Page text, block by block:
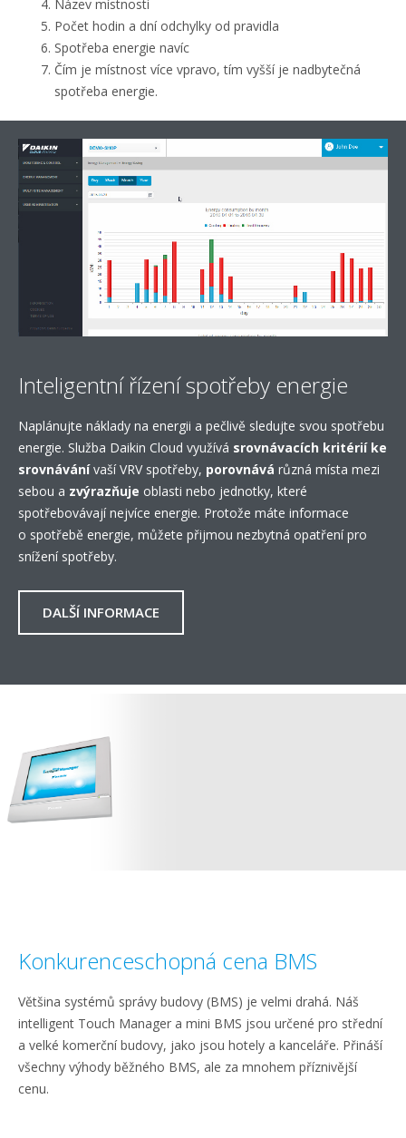
Název místnosti
Počet hodin a dní odchylky od pravidla
Spotřeba energie navíc
Čím je místnost více vpravo, tím vyšší je nadbytečná
spotřeba energie.
Inteligentní řízení spotřeby energie
Naplánujte náklady na energii a pečlivě sledujte svou spotřebu
energie. Služba Daikin Cloud využívá srovnávacích kritérií ke
srovnávánívaší VRV spotřeby, porovnává různá místa mezi
sebou a zvýrazňuje oblasti nebo jednotky, které
spotřebovávají nejvíce energie. Protože máte informace
o spotřebě energie, můžete přijmou nezbytná opatření pro
snížení spotřeby.
DALŠÍ INFORMACE
Konkurenceschopná cena BMS
Většina systémů správy budovy (BMS) je velmi drahá. Náš
intelligent Touch Manager a mini BMS jsou určené pro střední
a velké komerční budovy, jako jsou hotely a kanceláře. Přináší
všechny výhody běžného BMS, ale za mnohem příznivější
cenu.